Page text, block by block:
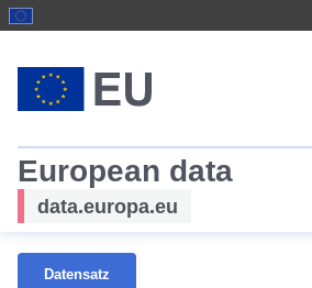
European data
data.europa.eu
Datensatz